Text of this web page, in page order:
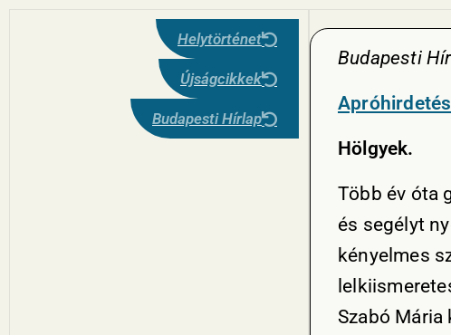
Helytörténet
Újságcikkek
Budapesti Hírlap
Budapesti
Apróhirdetés
Hölgyek.
Több év óta
és segélyt
kényelmes
Szabó Mária